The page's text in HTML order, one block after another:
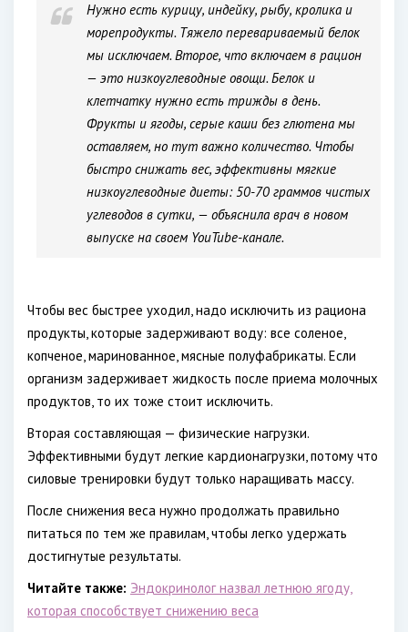
Нужно есть курицу, индейку, рыбу, кролика и
морепродукты. Тяжело перевариваемый белок
мы исключаем. Второе, что включаем в рацион
— это низкоуглеводные овощи. Белок и
клетчатку нужно есть трижды в день.
Фрукты и ягоды, серые каши без глютена мы
оставляем, но тут важно количество. Чтобы
быстро снижать вес, эффективны мягкие
низкоуглеводные диеты: 50-70 граммов чистых
углеводов в сутки, — объяснила врач в новом
выпуске на своем YouTube-канале.
Чтобы вес быстрее уходил, надо исключить из рациона
продукты, которые задерживают воду: все соленое,
копченое, маринованное, мясные полуфабрикаты. Если
организм задерживает жидкость после приема молочных
продуктов, то их тоже стоит исключить.
Вторая составляющая — физические нагрузки.
Эффективными будут легкие кардионагрузки, потому что
силовые тренировки будут только наращивать массу.
После снижения веса нужно продолжать правильно
питаться по тем же правилам, чтобы легко удержать
достигнутые результаты.
Читайте также: Эндокринолог назвал летнюю ягоду,
которая способствует снижению веса